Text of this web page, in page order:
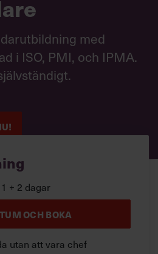
med
i ISO, PMI, och IPMA.
+ 2 dagar
OCH BOKA
utan att vara chef